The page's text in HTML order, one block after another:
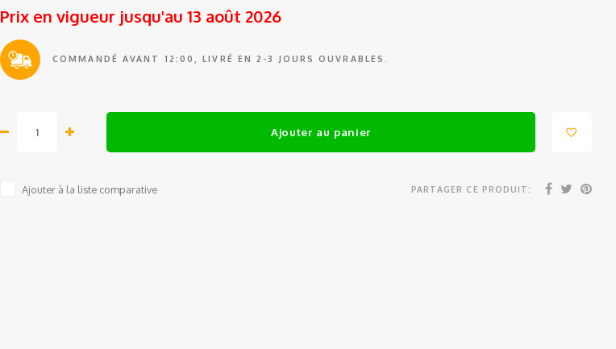
Prix en vigueur jusqu'au 13 août 2026
COMMANDÉ AVANT 12:00, LIVRÉ EN 2-3 JOURS OUVRABLES.
Ajouter au panier
Ajouter à la liste comparative PARTAGER CE PRODUIT: